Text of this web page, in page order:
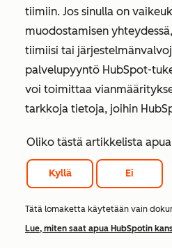
tiimiin. Jos sinulla on
muodostamisen
tiimiisi tai
palvelupyyntö HubSpot-
voi toimittaa
tarkkoja tietoja, joihin
Oliko tästä artikkelista
Kyllä Ei
Tätä lomaketta käytetään vain
Lue, miten saat apua HubSpotin